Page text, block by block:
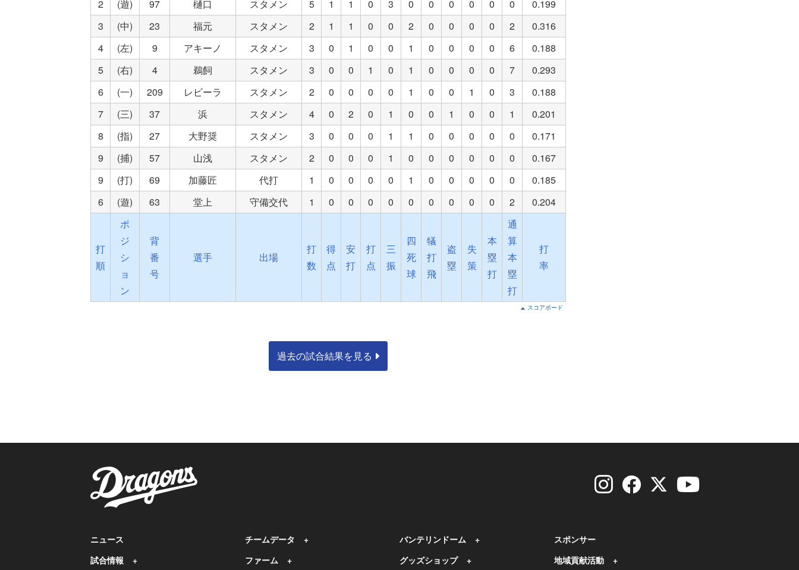
2
(遊) 97 樋口 スタメン 5 1 1 0 3 0 0 0 0 0 0
0.199
3
(中) 23 福元 スタメン 2 1 1 0 0 2 0 0 0 0 2
0.316
4
(左) 9 アキーノ スタメン 3 0 1 0 0 1 0 0 0 0 6
0.188
5
(右) 4 鵜飼 スタメン 3 0 0 1 0 1 0 0 0 0 7
0.293
6
(一) 209 レビーラ スタメン 2 0 0 0 0 1 0 0 1 0 3
0.188
7
(三) 37 浜 スタメン 4 0 2 0 1 0 0 1 0 0 1
0.201
8
(指) 27 大野奨 スタメン 3 0 0 0 1 1 0 0 0 0 0
0.171
9
(捕) 57 山浅 スタメン 2 0 0 0 1 0 0 0 0 0 0
0.167
9
(打) 69 加藤匠 代打 1 0 0 0 0 1 0 0 0 0 0
0.185
6
(遊) 63 堂上 守備交代 1 0 0 0 0 0 0 0 0 0 2 0.204
打
順
ポ
ジ
シ
ョ
ン
背
番
号
選手 出場
打
数
得
点
安
打
打
点
三
振
四
死
球
犠
打
飛
盗
塁
失
策
本
塁
打
通
算
本
塁
打
打
率
スコアボード
過去の試合結果を見る
ニュース
試合情報
チームデータ
ファーム
バンテリンドーム
グッズショップ
スポンサー
地域貢献活動